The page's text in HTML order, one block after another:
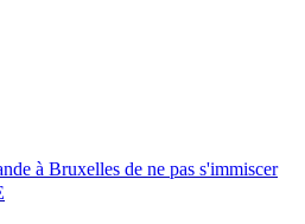
à Bruxelles de ne pas s'immiscer